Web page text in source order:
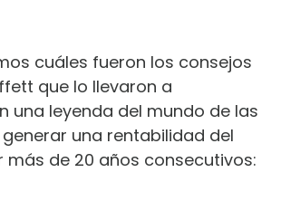
cuáles fueron los consejos
que lo llevaron a
una leyenda del mundo de las
una rentabilidad del
más de 20 años consecutivos: